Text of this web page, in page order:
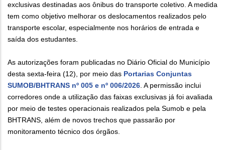
exclusivas destinadas aos ônibus do transporte coletivo. A medida
tem como objetivo melhorar os deslocamentos realizados pelo
transporte escolar, especialmente nos horários de entrada e
saída dos estudantes.
As autorizações foram publicadas no Diário Oficial do Município
desta sexta-feira (12), por meio das Portarias Conjuntas
SUMOB/BHTRANS nº 005 e nº 006/2026. A permissão inclui
corredores onde a utilização das faixas exclusivas já foi avaliada
por meio de testes operacionais realizados pela Sumob e pela
BHTRANS, além de novos trechos que passarão por
monitoramento técnico dos órgãos.